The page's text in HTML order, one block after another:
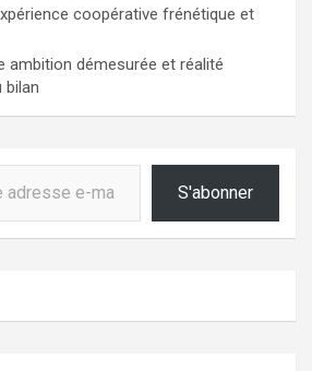
coopérative frénétique et
ambition démesurée et réalité
bilan
S'abonner